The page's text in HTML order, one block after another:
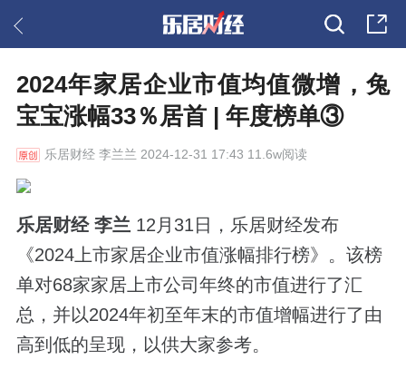
2024年家居企业市值均值微增，兔
宝宝涨幅33％居首 | 年度榜单③
乐居财经李兰兰 2024-12-31 17:43 11.6w阅读
乐居财经 李兰 12月31日，乐居财经发布
《2024上市家居企业市值涨幅排行榜》。该榜
单对68家家居上市公司年终的市值进行了汇
总，并以2024年初至年末的市值增幅进行了由
高到低的呈现，以供大家参考。